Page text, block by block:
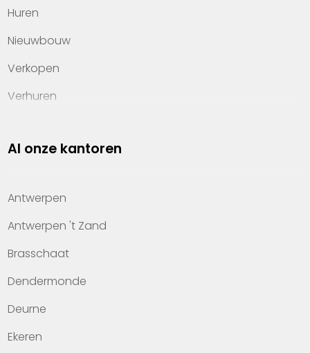
Huren
Nieuwbouw
Verkopen
Verhuren
Property management
Kennis van wonen
Kantoren
Veelgestelde vragen
Werken bij Heylen Vastgoed
Contact
Al onze kantoren
Antwerpen
Antwerpen 't Zand
Brasschaat
Dendermonde
Deurne
Ekeren